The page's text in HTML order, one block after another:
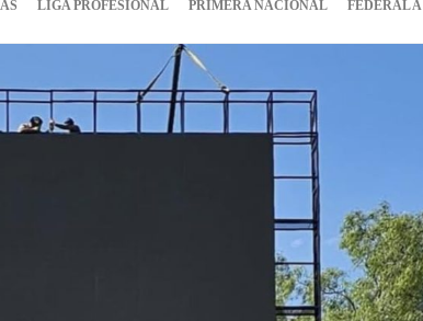
LIGA PROFESIONAL PRIMERA NACIONAL FEDERAL A